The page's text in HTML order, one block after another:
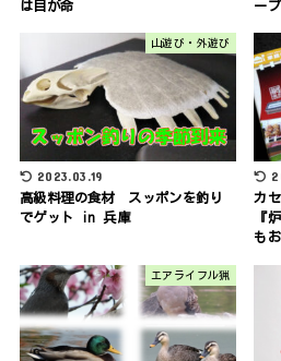
は目が命
ー
山遊び・外遊び
2023.03.19
高級料理の食材 スッポンを釣り
でゲット in 兵庫
カ
『
も
エアライフル猟